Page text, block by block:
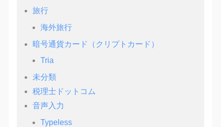
旅行
海外旅行
暗号通貨カード（クリプトカード）
Tria
未分類
税理士ドットコム
音声入力
Typeless